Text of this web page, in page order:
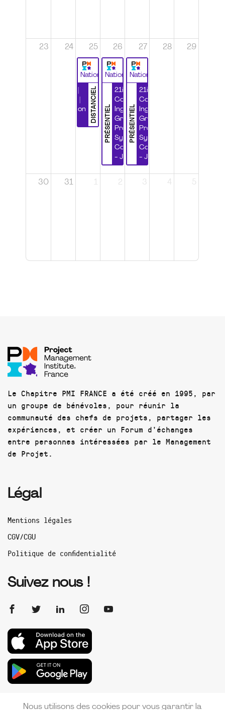
23 24 25
National
DISTANCIEL
Certification
26
National
PRÉSENTIEL
21ième
Congrès
Ingénierie
Grands
Projets et
Systèmes
Complexes
- Jour 1
27
National
PRÉSENTIEL
21ième
Congrès
Ingénierie
Grands
Projets et
Systèmes
Complexes
- Jour 2
28 29
30 31 1 2 3 4 5
Le Chapitre PMI FRANCE a été créé en 1995, par
un groupe de bénévoles, pour réunir la
communauté des chefs de projets, partager les
expériences, et créer un Forum d'échanges
entre personnes intéressées par le Management
de Projet.
Légal
Mentions légales
CGV/CGU
Politique de confidentialité
Suivez nous !
Nous utilisons des cookies pour vous garantir la